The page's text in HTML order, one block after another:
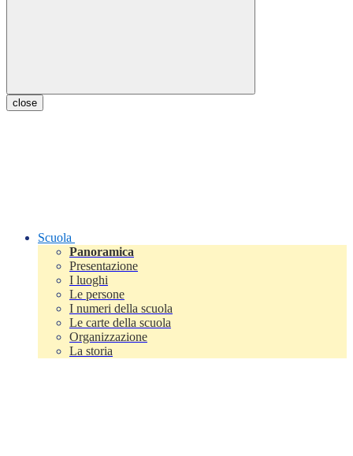
close
Scuola
Panoramica
Presentazione
I luoghi
Le persone
I numeri della scuola
Le carte della scuola
Organizzazione
La storia